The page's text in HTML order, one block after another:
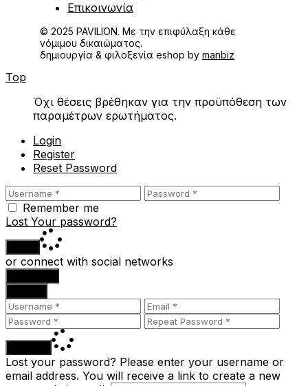
Επικοινωνία
© 2025 PAVILION. Με την επιφύλαξη κάθε
νόμιμου δικαιώματος.
δημιουργία & φιλοξενία eshop by manbiz
Top
Όχι θέσεις βρέθηκαν για την προϋπόθεση των
παραμέτρων ερωτήματος.
Login
Register
Reset Password
Remember me
Lost Your password?
or connect with social networks
Lost your password? Please enter your username or
email address. You will receive a link to create a new